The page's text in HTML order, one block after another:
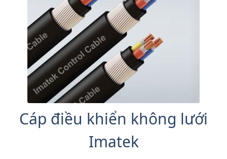
Cáp điều khiển không lưới
Imatek